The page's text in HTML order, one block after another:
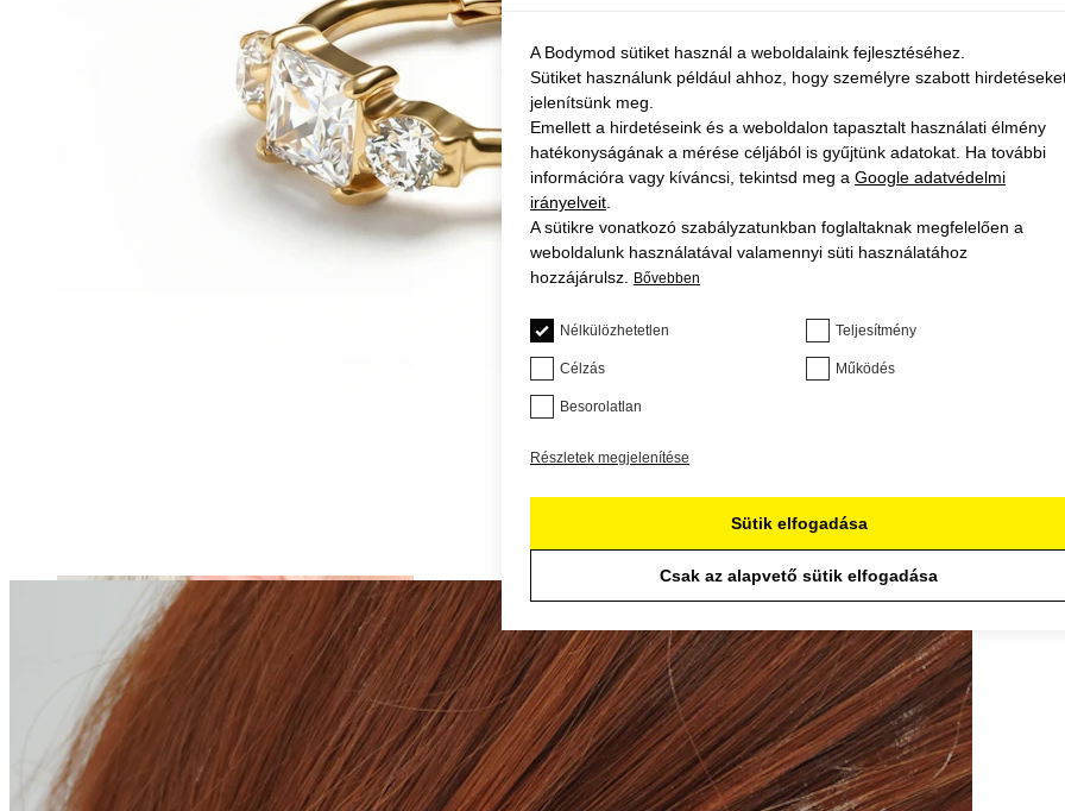
Industrial
A Bodymod sütiket használ a weboldalaink fejlesztéséhez.
Sütiket használunk például ahhoz, hogy személyre szabott
jelenítsünk meg.
Emellett a hirdetéseink és a weboldalon tapasztalt használati élmény
hatékonyságának a mérése céljából is gyűjtünk adatokat. Ha további
információra vagy kíváncsi, tekintsd meg a Google adatvédelmi
irányelveit
A sütikre vonatkozó szabályzatunkban foglaltaknak megfelelően a
weboldalunk használatával valamennyi süti használatához
hozzájárulsz.
Bővebben
Nélkülözhetetlen Teljesítmény
Célzás Működés
Besorolatlan
Részletek megjelenítése
Sütik elfogadása
Csak az alapvető sütik elfogadása